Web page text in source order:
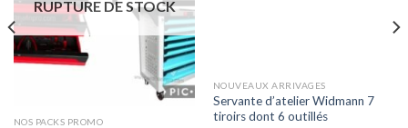
RUPTURE DE STOCK
NOS PACKS PROMO
NOUVEAUX ARRIVAGES
Servante d’atelier Widmann 7
tiroirs dont 6 outillés